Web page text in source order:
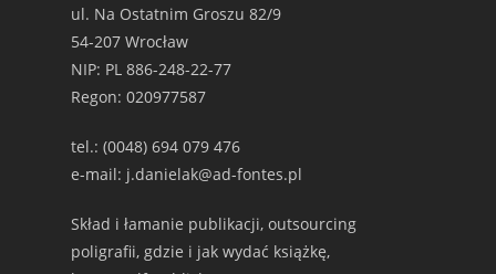
ul. Na Ostatnim Groszu 82/9
54-207 Wrocław
NIP: PL 886-248-22-77
Regon: 020977587
tel.: (0048) 694 079 476
e-mail: j.danielak@ad-fontes.pl
Skład i łamanie publikacji, outsourcing
poligrafii, gdzie i jak wydać książkę,